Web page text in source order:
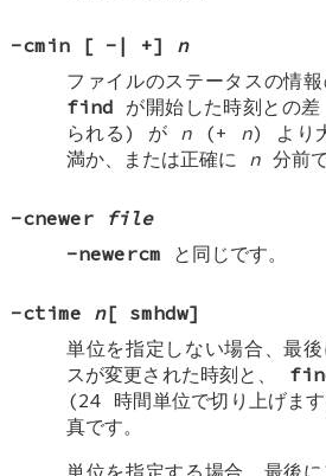
-cmin [ - | +] n
ファイルのステータスの情
find が開始した時刻との
られる) が n (+ n) より
満か、または正確に n分前で
-cnewer
file
-newercm と同じです。
-ctime n[ smhdw]
単位を指定しない場合、最
スが変更された時刻と、
(24 時間単位で切り上げま
真です。